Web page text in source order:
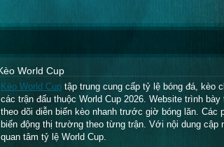
World Cup
Kèo World Cup tập trung cung cấp tỷ lệ bóng đá, kèo
các trận đấu thuộc World Cup 2026. Website trình
theo dõi diễn biến kèo nhanh trước giờ bóng lăn.
biến động thị trường theo từng trận. Với nội dung
quan tâm tỷ lệ World Cup.